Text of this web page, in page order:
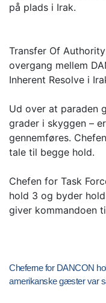
på plads i Irak.
Transfer Of
overgang mellem
Inherent Resolve i
Ud over at paraden
grader i skyggen –
gennemføres.
tale til begge hold.
Chefen for Task
hold 3 og byder
giver kommandoen
Cheferne for DANCON
amerikanske gæster var